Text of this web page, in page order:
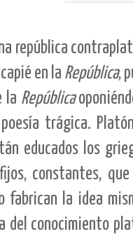
república
en la República,
la República
trágica.
educados los
constantes,
fabrican la idea
del conocimiento